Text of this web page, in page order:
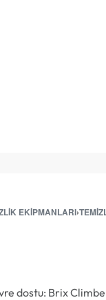
EKIPMANLARI›
dostu: Brix